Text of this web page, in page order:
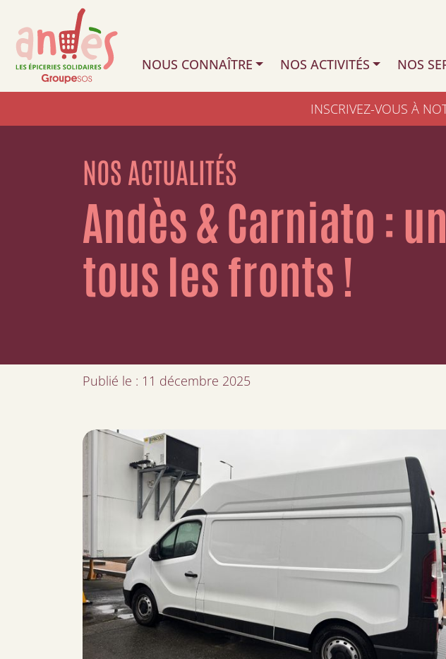
NOUS CONNAÎTRE
NOS ACTIVITÉS NOS
INSCRIVEZ-VOUS À
NOS ACTUALITÉS
Andès & Carniato :
tous les fronts !
Publié le : 11 décembre 2025